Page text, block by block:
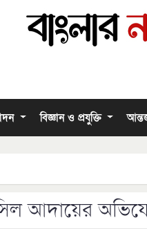
বিজ্ঞান ও প্রযুক্তি
আদায়ের